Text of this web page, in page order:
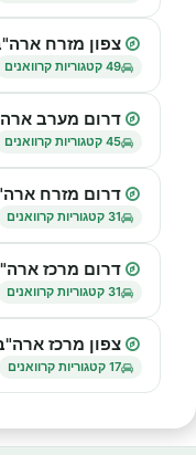
צפון מזרח
49 קטגוריות קרוואנים
דרום מערב
45 קטגוריות קרוואנים
דרום מזרח
31 קטגוריות קרוואנים
דרום מרכז
31 קטגוריות קרוואנים
צפון מרכז
17 קטגוריות קרוואנים